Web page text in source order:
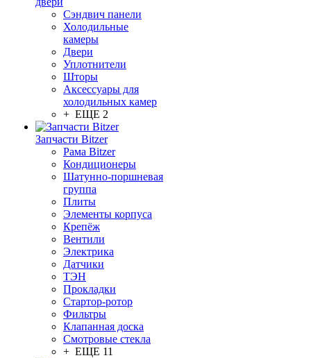
Сэндвич панели
Холодильные
камеры
Двери
Уплотнители
Шторы
Аксессуары для
холодильных камер
+ ЕЩЕ 2
Запчасти Bitzer
Рама Bitzer
Кондиционеры
Шатунно-поршневая
группа
Плиты
Элементы корпуса
Крепёж
Вентили
Электрика
Датчики
ТЭН
Прокладки
Стартор-ротор
Фильтры
Клапанная доска
Смотровые стекла
+ ЕЩЕ 11